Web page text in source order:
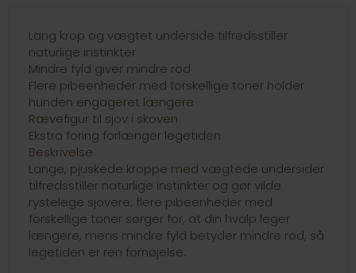
Lang krop og vægtet underside tilfredsstiller
naturlige instinkter
Mindre fyld giver mindre rod
Flere pibeenheder med forskellige toner holder
hunden engageret længere
Rævefigur til sjov i skoven
Ekstra foring forlænger legetiden
Beskrivelse
Lange, pjuskede kroppe med vægtede undersider
tilfredsstiller naturlige instinkter og gør vilde
rystelege sjovere; flere pibeenheder med
forskellige toner sørger for, at din hvalp leger
længere, mens mindre fyld betyder mindre rod, så
legetiden er ren fornøjelse.